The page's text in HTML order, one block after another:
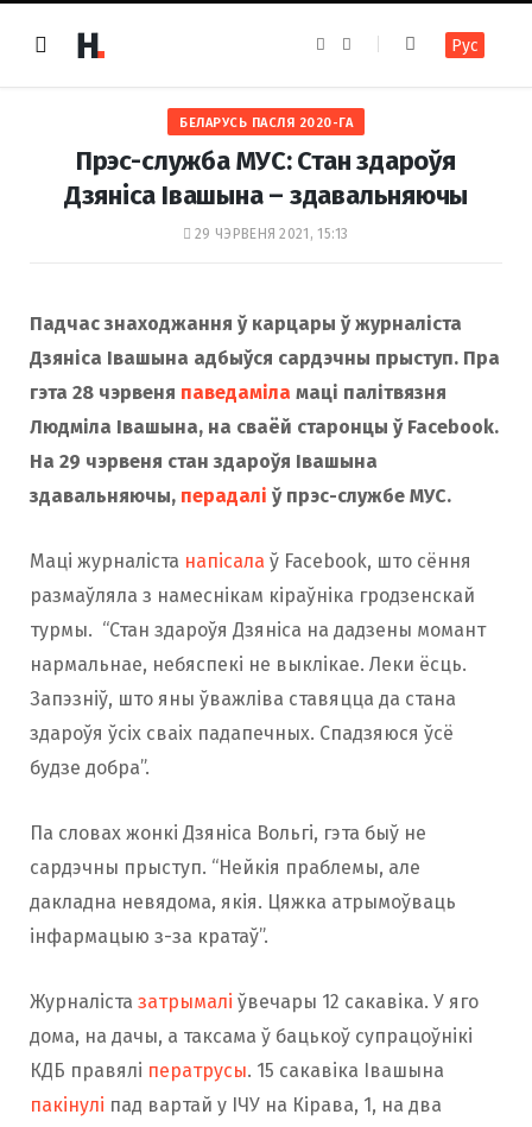
e
b
o
o
k
t
a
g
r
m
Рус
БЕЛАРУСЬ ПАСЛЯ 2020-ГА
Прэс-служба МУС: Стан здароўя
Дзяніса Івашына – здавальняючы
29 ЧЭРВЕНЯ 2021, 15:13
Падчас знаходжання ў карцары ў журналіста
Дзяніса Івашына адбыўся сардэчны прыступ. Пра
гэта 28 чэрвеня паведаміла маці палітвязня
Людміла Івашына, на сваёй старонцы ў Facebook.
На 29 чэрвеня стан здароўя Івашына
здавальняючы, перадалі ў прэс-службе МУС.
Маці журналіста напісала ў Facebook, што сёння
размаўляла з намеснікам кіраўніка гродзенскай
турмы. “Стан здароўя Дзяніса на дадзены момант
нармальнае, небяспекі не выклікае. Леки ёсць.
Запэзніў, што яны ўважліва ставяцца да стана
здароўя ўсіх сваіх падапечных. Спадзяюся ўсё
будзе добра”.
Па словах жонкі Дзяніса Вольгі, гэта быў не
сардэчны прыступ. “Нейкія праблемы, але
дакладна невядома, якія. Цяжка атрымоўваць
інфармацыю з-за кратаў”.
Журналіста затрымалі ўвечары 12 сакавіка. У яго
дома, на дачы, а таксама ў бацькоў супрацоўнікі
КДБ правялі ператрусы. 15 сакавіка Івашына
пакінулі пад вартай у ІЧУ на Кірава, 1, на два